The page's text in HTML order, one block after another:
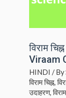
विराम
Viraam
HINDI / By
विराम चिह्न,
उदाहरण,